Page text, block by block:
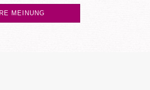
MEINUNG